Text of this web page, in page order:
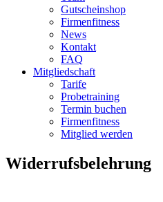
Gutscheinshop
Firmenfitness
News
Kontakt
FAQ
Mitgliedschaft
Tarife
Probetraining
Termin buchen
Firmenfitness
Mitglied werden
Widerrufsbelehrung